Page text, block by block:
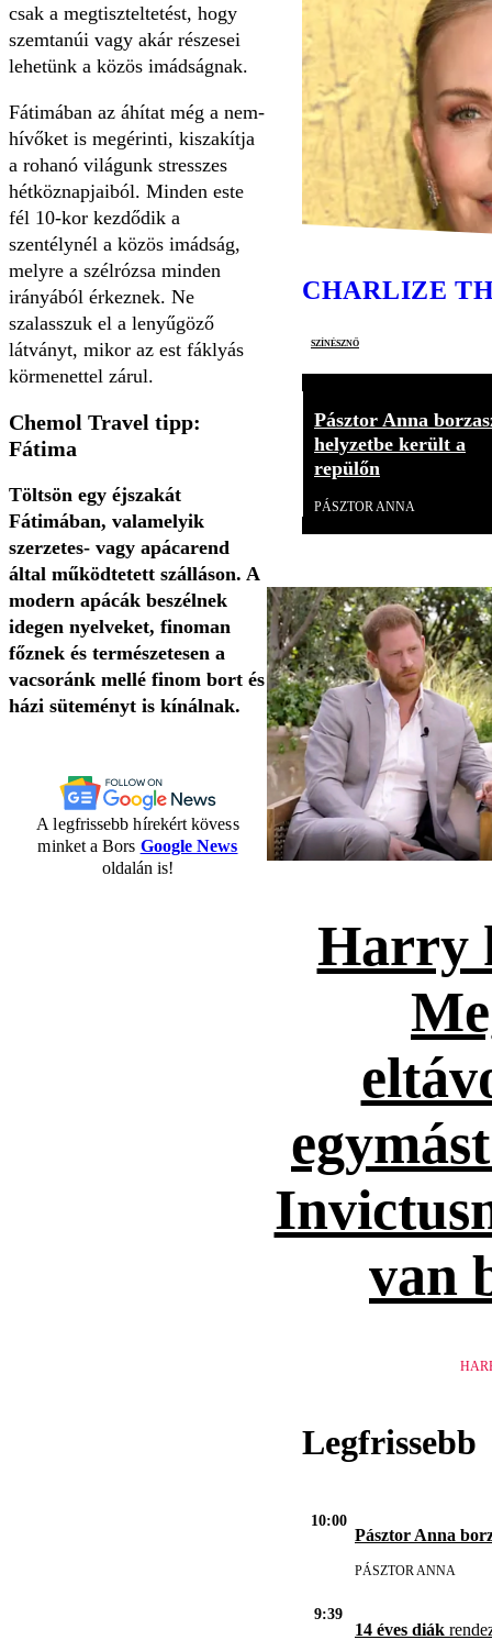
csak a megtiszteltetést, hogy
szemtanúi vagy akár részesei
lehetünk a közös imádságnak.
Fátimában az áhítat még a nem-
hívőket is megérinti, kiszakítja
a rohanó világunk stresszes
hétköznapjaiból. Minden este
fél 10-kor kezdődik a
szentélynél a közös imádság,
melyre a szélrózsa minden
irányából érkeznek. Ne
szalasszuk el a lenyűgöző
látványt, mikor az est fáklyás
körmenettel zárul.
Chemol Travel tipp:
Fátima
Töltsön egy éjszakát
Fátimában, valamelyik
szerzetes- vagy apácarend
által működtetett szálláson. A
modern apácák beszélnek
idegen nyelveket, finoman
főznek és természetesen a
vacsoránk mellé finom bort és
házi süteményt is kínálnak.
A legfrissebb hírekért kövess
minket a Bors Google News
oldalán is!
CHARLIZE
színésznő
Pásztor Anna
helyzetbe került a
repülőn
PÁSZTOR ANNA
Harry
van
Legfrissebb
10:00
Pásztor Anna
PÁSZTOR ANNA
9:39
14 éves diák